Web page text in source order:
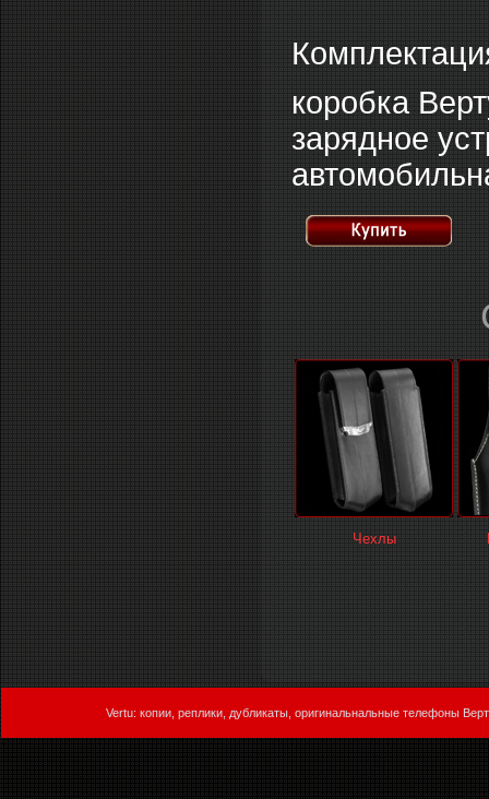
коробка
зарядное
Чехлы
Vertu: копии, реплики, дубликаты, оригинальнальные телефоны